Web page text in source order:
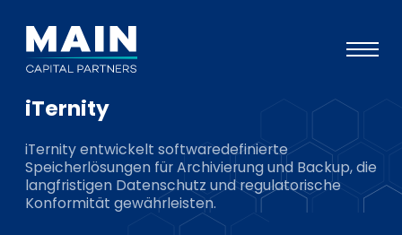
Ansatz
Wissen
Veranstaltungen
iTernity
iTernity entwickelt softwaredefinierte
Speicherlösungen für Archivierung und Backup, die
langfristigen Datenschutz und regulatorische
Konformität gewährleisten.